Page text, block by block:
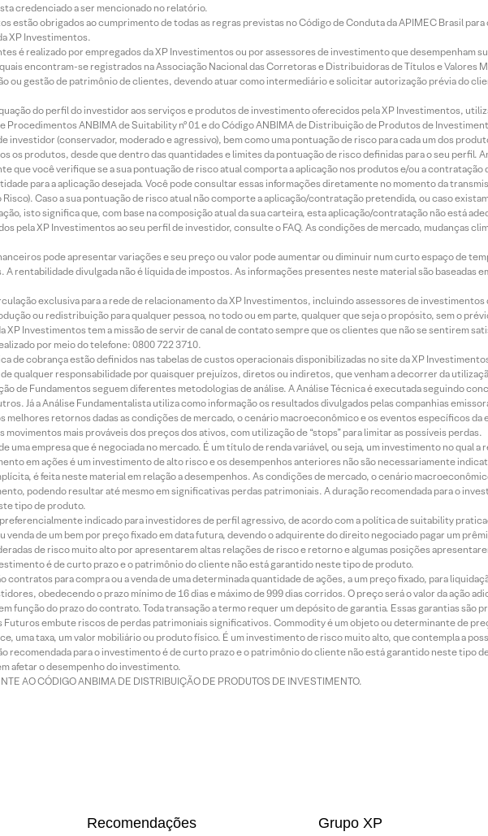
credenciado a ser mencionado no relatório.
estão obrigados ao cumprimento de todas as regras previstas no Código de Conduta da APIMEC Brasil
XP Investimentos.
é realizado por empregados da XP Investimentos ou por assessores de investimento que desempenham
encontram-se registrados na Associação Nacional das Corretoras e Distribuidoras de Títulos e Valores
ou gestão de patrimônio de clientes, devendo atuar como intermediário e solicitar autorização prévia do
do perfil do investidor aos serviços e produtos de investimento oferecidos pela XP Investimentos,
Procedimentos ANBIMA de Suitability nº 01 e do Código ANBIMA de Distribuição de Produtos de
investidor (conservador, moderado e agressivo), bem como uma pontuação de risco para cada um dos
os produtos, desde que dentro das quantidades e limites da pontuação de risco definidas para o seu perfil.
que você verifique se a sua pontuação de risco atual comporta a aplicação nos produtos e/ou a contratação
para a aplicação desejada. Você pode consultar essas informações diretamente no momento da
Caso a sua pontuação de risco atual não comporte a aplicação/contratação pretendida, ou caso
isto significa que, com base na composição atual da sua carteira, esta aplicação/contratação não está
pela XP Investimentos ao seu perfil de investidor, consulte o FAQ. As condições de mercado, mudanças
pode apresentar variações e seu preço ou valor pode aumentar ou diminuir num curto espaço de
rentabilidade divulgada não é líquida de impostos. As informações presentes neste material são baseadas
exclusiva para a rede de relacionamento da XP Investimentos, incluindo assessores de investimentos
ou redistribuição para qualquer pessoa, no todo ou em parte, qualquer que seja o propósito, sem o
XP Investimentos tem a missão de servir de canal de contato sempre que os clientes que não se sentirem
por meio do telefone: 0800 722 3710.
de cobrança estão definidos nas tabelas de custos operacionais disponibilizadas no site da XP
qualquer responsabilidade por quaisquer prejuízos, diretos ou indiretos, que venham a decorrer da
de Fundamentos seguem diferentes metodologias de análise. A Análise Técnica é executada seguindo
Já a Análise Fundamentalista utiliza como informação os resultados divulgados pelas companhias
melhores retornos dadas as condições de mercado, o cenário macroeconômico e os eventos específicos
mais prováveis dos preços dos ativos, com utilização de “stops” para limitar as possíveis perdas.
uma empresa que é negociada no mercado. É um título de renda variável, ou seja, um investimento no qual
em ações é um investimento de alto risco e os desempenhos anteriores não são necessariamente
é feita neste material em relação a desempenhos. As condições de mercado, o cenário
podendo resultar até mesmo em significativas perdas patrimoniais. A duração recomendada para o
tipo de produto.
indicado para investidores de perfil agressivo, de acordo com a política de suitability
venda de um bem por preço fixado em data futura, devendo o adquirente do direito negociado pagar um
de risco muito alto por apresentarem altas relações de risco e retorno e algumas posições
é de curto prazo e o patrimônio do cliente não está garantido neste tipo de produto.
contratos para compra ou a venda de uma determinada quantidade de ações, a um preço fixado, para
obedecendo o prazo mínimo de 16 dias e máximo de 999 dias corridos. O preço será o valor da ação
função do prazo do contrato. Toda transação a termo requer um depósito de garantia. Essas garantias são
Futuros embute riscos de perdas patrimoniais significativos. Commodity é um objeto ou determinante de
uma taxa, um valor mobiliário ou produto físico. É um investimento de risco muito alto, que contempla a
recomendada para o investimento é de curto prazo e o patrimônio do cliente não está garantido neste tipo
afetar o desempenho do investimento.
AO CÓDIGO ANBIMA DE DISTRIBUIÇÃO DE PRODUTOS DE INVESTIMENTO.
Recomendações Grupo XP